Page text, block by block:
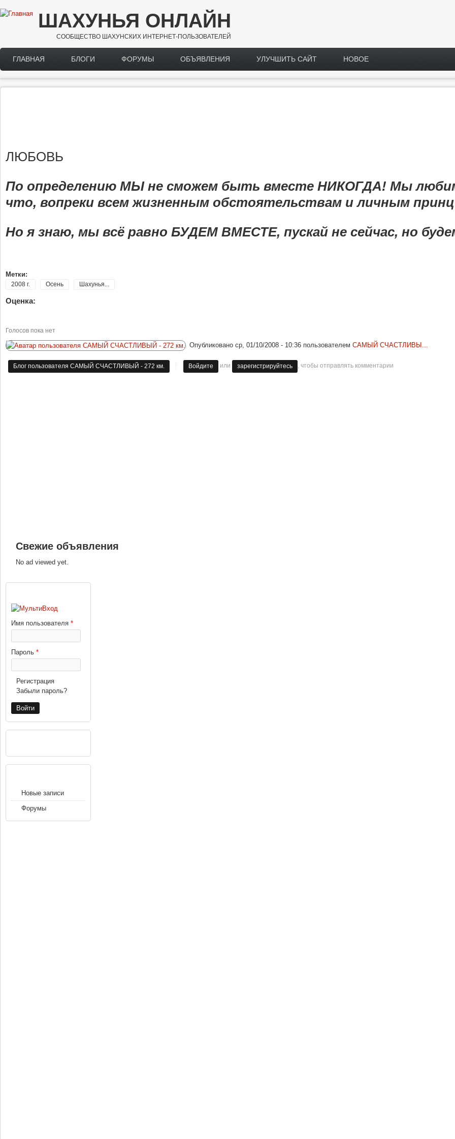
Перейти к основному содержанию
ШАХУНЬЯ ОНЛАЙН
СООБЩЕСТВО ШАХУНСКИХ ИНТЕРНЕТ-ПОЛЬЗОВАТЕЛЕЙ
Main menu
ГЛАВНАЯ БЛОГИ ФОРУМЫ ОБЪЯВЛЕНИЯ УЛУЧШИТЬ САЙТ НОВОЕ
ЛЮБОВЬ
По определению МЫ не сможем быть вместе НИКОГДА! Мы
что, вопреки всем жизненным обстоятельствам и личным
Но я знаю, мы всё равно БУДЕМ ВМЕСТЕ, пускай не сейчас, но
Метки:
2008 г. Осень Шахунья...
Оценка:
Голосов пока нет
Опубликовано ср, 01/10/2008 - 10:36пользователем САМЫЙ СЧАСТЛИВЫ...
Блог пользователя САМЫЙ СЧАСТЛИВЫЙ - 272 км. Войдите или зарегистрируйтесь , чтобы отправлять комментарии
Свежие объявления
No ad viewed yet.
Имя пользователя *
Пароль *
Регистрация
Забыли пароль?
Новые записи
Форумы